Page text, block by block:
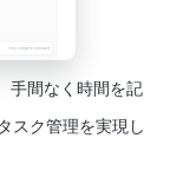
手間なく時間を記
スク管理を実現し